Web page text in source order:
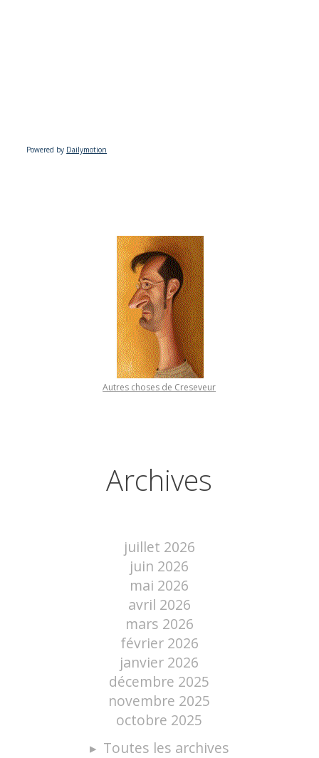
Powered by Dailymotion
Autres choses de Creseveur
Archives
juillet 2026
juin 2026
mai 2026
avril 2026
mars 2026
février 2026
janvier 2026
décembre 2025
novembre 2025
octobre 2025
Toutes les archives